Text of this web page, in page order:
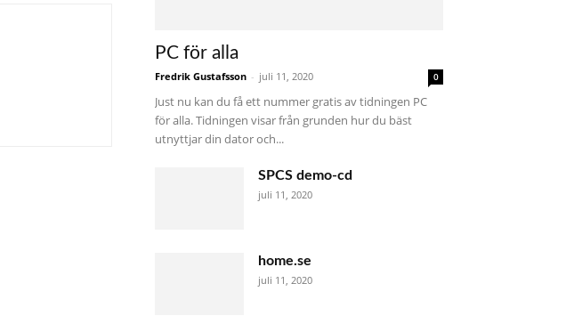
PC för alla
Fredrik Gustafsson - juli 11, 2020 0
Just nu kan du få ett nummer gratis av tidningen PC
för alla. Tidningen visar från grunden hur du bäst
utnyttjar din dator och...
SPCS demo-cd
juli 11, 2020
home.se
juli 11, 2020